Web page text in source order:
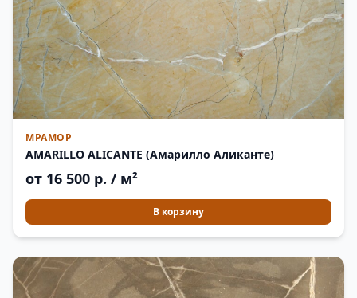
МРАМОР
AMARILLO ALICANTE (Амарилло Аликанте)
от 16 500 р. / м²
В корзину